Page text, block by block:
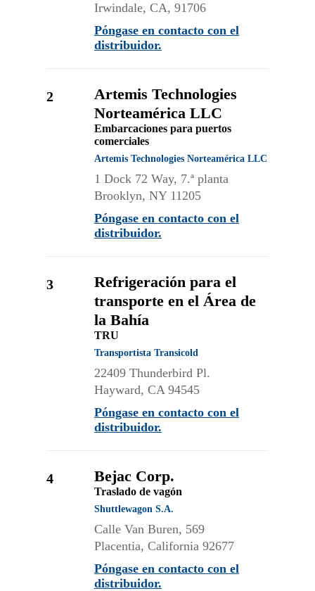
Irwindale, CA, 91706
Póngase en contacto con el
distribuidor.
2
Artemis Technologies
Norteamérica LLC
Embarcaciones para puertos
comerciales
Artemis Technologies Norteamérica LLC
1 Dock 72 Way, 7.ª planta
Brooklyn, NY 11205
Póngase en contacto con el
distribuidor.
3
Refrigeración para el
transporte en el Área de
la Bahía
TRU
Transportista Transicold
22409 Thunderbird Pl.
Hayward, CA 94545
Póngase en contacto con el
distribuidor.
4 Bejac Corp.
Traslado de vagón
Shuttlewagon S.A.
Calle Van Buren, 569
Placentia, California 92677
Póngase en contacto con el
distribuidor.